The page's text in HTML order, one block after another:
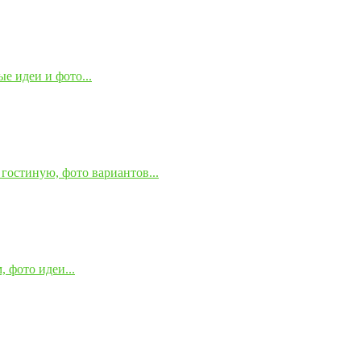
идеи и фото...
фото вариантов...
фото идеи...